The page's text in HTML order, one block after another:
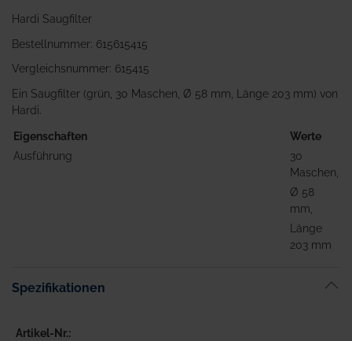
Hardi Saugfilter
Bestellnummer: 615615415
Vergleichsnummer: 615415
Ein Saugfilter (grün, 30 Maschen, Ø 58 mm, Länge 203 mm) von
Hardi.
Eigenschaften
Werte
Ausführung
30
Maschen,
Ø 58
mm,
Länge
203 mm
Spezifikationen
Artikel-Nr.